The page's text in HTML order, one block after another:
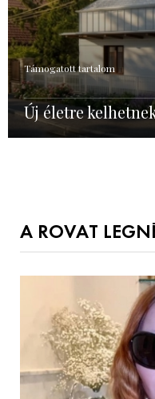
Támogatott tartalom
Új életre
A ROVAT